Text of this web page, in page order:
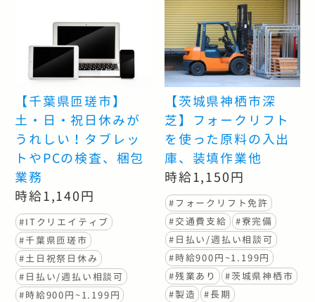
【千葉県匝瑳市】
土・日・祝日休みが
うれしい！タブレッ
トやPCの検査、梱包
業務
時給1,140円
#ITクリエイティブ
#千葉県匝瑳市
#土日祝祭日休み
#日払い/週払い相談可
#時給900円~1.199円
【茨城県神栖市深
芝】フォークリフト
を使った原料の入出
庫、装填作業他
時給1,150円
#フォークリフト免許
#交通費支給
#寮完備
#日払い/週払い相談可
#時給900円~1.199円
#残業あり
#茨城県神栖市
#製造
#長期